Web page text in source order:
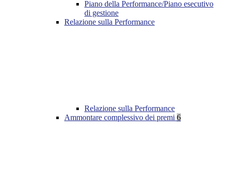
Piano della Performance/Piano esecutivo
di gestione
Relazione sulla Performance
Relazione sulla Performance
Ammontare complessivo dei premi 6